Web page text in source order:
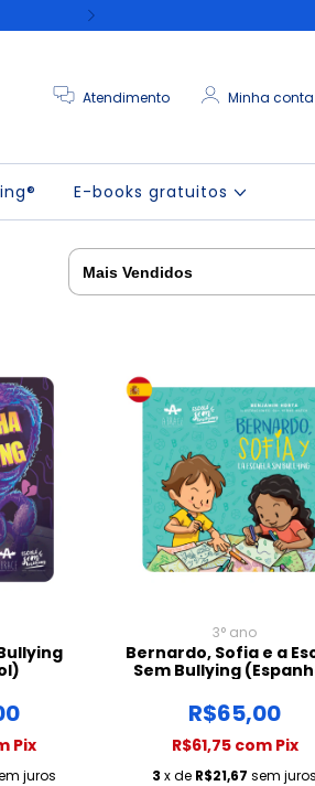
Atendimento Minha conta
E-books gratuitos
Pix
juros
3° ano
Bernardo, Sofia e a
Sem Bullying
R$65,00
R$61,75 com Pix
3 x de R$21,67 sem juros